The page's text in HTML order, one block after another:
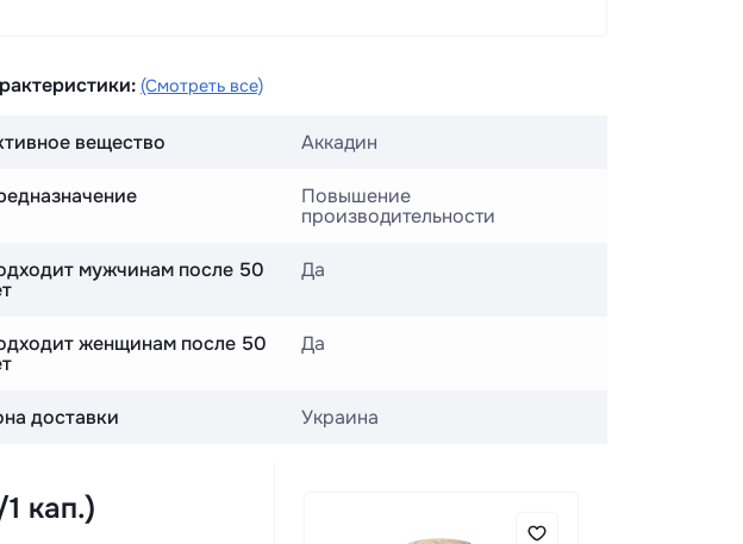
(Смотреть все)
вещество Аккадин
Повышение
производительности
мужчинам после 50
Да
женщинам после 50
Да
доставки Украина
кап.)